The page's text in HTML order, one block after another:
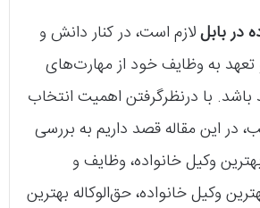
در بابللازم است، در کنار دانش و
تعهد به وظایف خود از مهارت‌های
باشد. با درنظرگرفتن اهمیت انتخاب
در این مقاله قصد داریم به بررسی
وکیل خانواده، وظایف و
وکیل خانواده، حق‌الوکاله بهترین